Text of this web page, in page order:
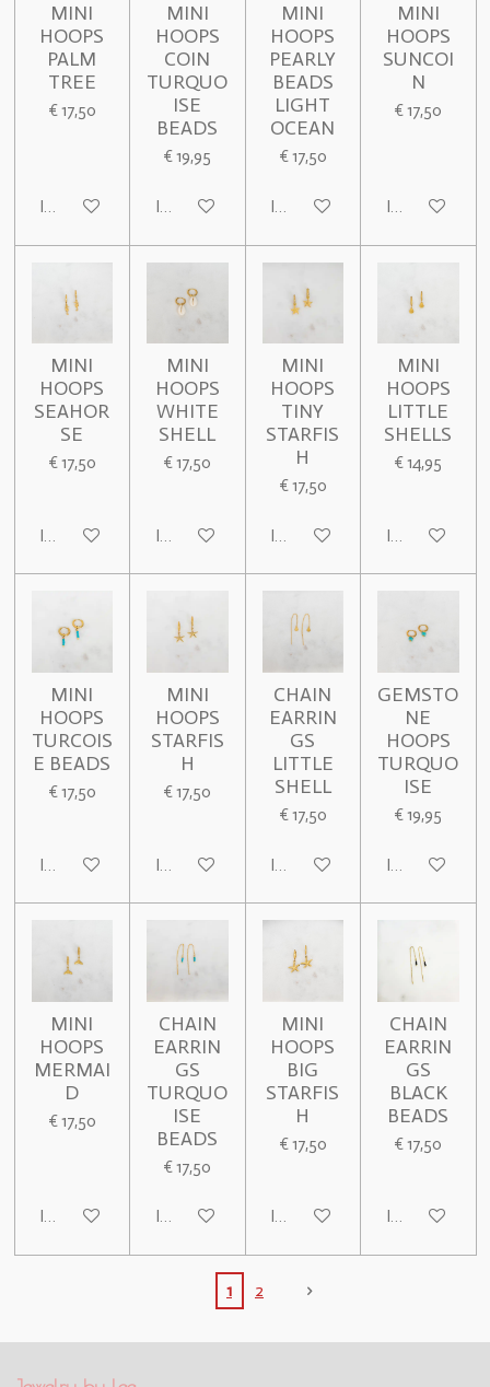
MINI
HOOPS
PALM
TREE
€ 17,50
In winkelwagen
MINI
HOOPS
COIN
TURQUO
ISE
BEADS
€ 19,95
In winkelwagen
MINI
HOOPS
PEARLY
BEADS
LIGHT
OCEAN
€ 17,50
In winkelwagen
MINI
HOOPS
SUNCOI
N
€ 17,50
In
MINI
HOOPS
SEAHOR
SE
€ 17,50
In winkelwagen
MINI
HOOPS
WHITE
SHELL
€ 17,50
In winkelwagen
MINI
HOOPS
TINY
STARFIS
H
€ 17,50
In winkelwagen
MINI
HOOPS
LITTLE
SHELLS
€ 14,95
In
MINI
HOOPS
TURCOIS
E BEADS
€ 17,50
In winkelwagen
MINI
HOOPS
STARFIS
H
€ 17,50
In winkelwagen
CHAIN
EARRIN
GS
LITTLE
SHELL
€ 17,50
In winkelwagen
GEMSTO
NE
HOOPS
TURQUO
ISE
€ 19,95
In
MINI
HOOPS
MERMAI
D
€ 17,50
In winkelwagen
CHAIN
EARRIN
GS
TURQUO
ISE
BEADS
€ 17,50
In winkelwagen
MINI
HOOPS
BIG
STARFIS
H
€ 17,50
In winkelwagen
CHAIN
EARRIN
GS
BLACK
BEADS
€ 17,50
In
1 2